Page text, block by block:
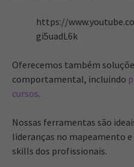
https://
gi5uadL6k
Oferecemos também
comportamental, incluindo
cursos.
Nossas ferramentas são
lideranças no mapeamento
skills dos profissionais.